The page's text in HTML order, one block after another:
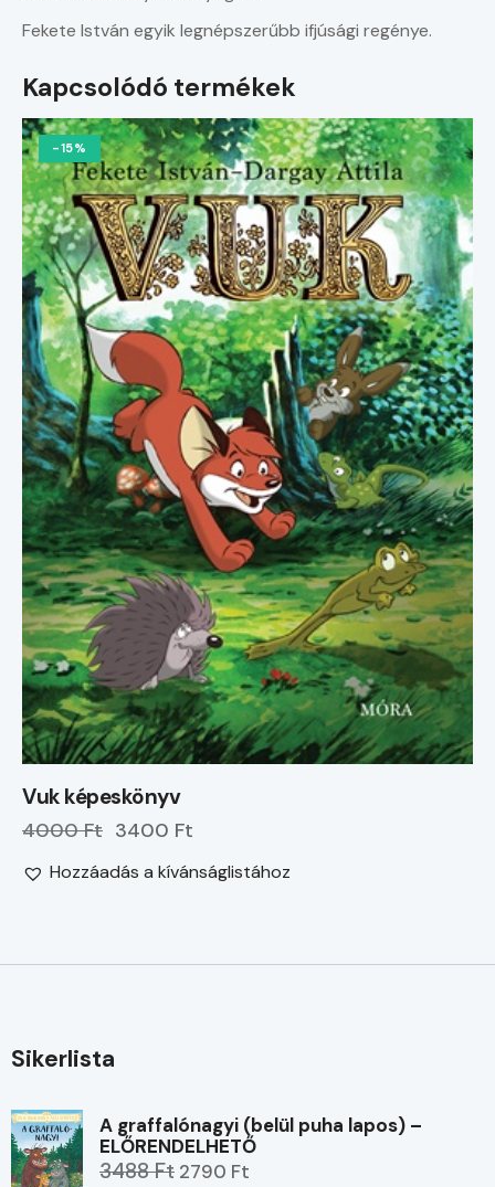
Fekete István egyik legnépszerűbb ifjúsági regénye.
Kapcsolódó termékek
-15%
Vuk képeskönyv
4000 Ft 3400 Ft
Hozzáadás a kívánságlistához
Sikerlista
A graffalónagyi (belül puha lapos) –
ELŐRENDELHETŐ
3488 Ft 2790 Ft